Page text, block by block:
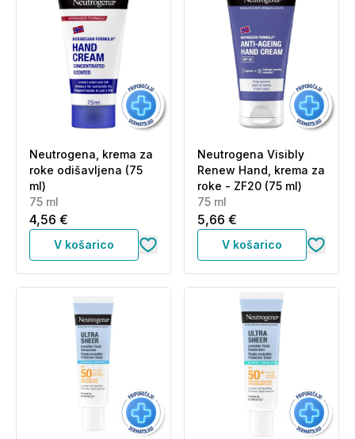
Neutrogena, krema za
roke odišavljena (75
ml)
75 ml
4,56 €
V košarico
Neutrogena Visibly
Renew Hand, krema za
roke - ZF20 (75 ml)
75 ml
5,66 €
V košarico